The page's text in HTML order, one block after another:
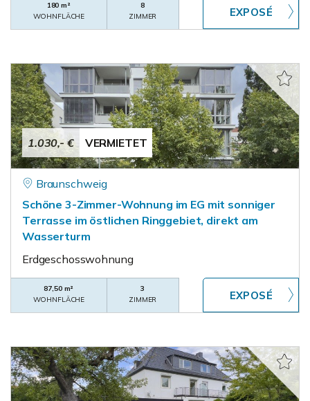
180 m²
WOHNFLÄCHE
8
ZIMMER
1.030,- € VERMIETET
Braunschweig
Schöne 3-Zimmer-Wohnung im EG mit sonniger
Terrasse im östlichen Ringgebiet, direkt am
Wasserturm
Erdgeschosswohnung
87,50 m²
WOHNFLÄCHE
3
ZIMMER